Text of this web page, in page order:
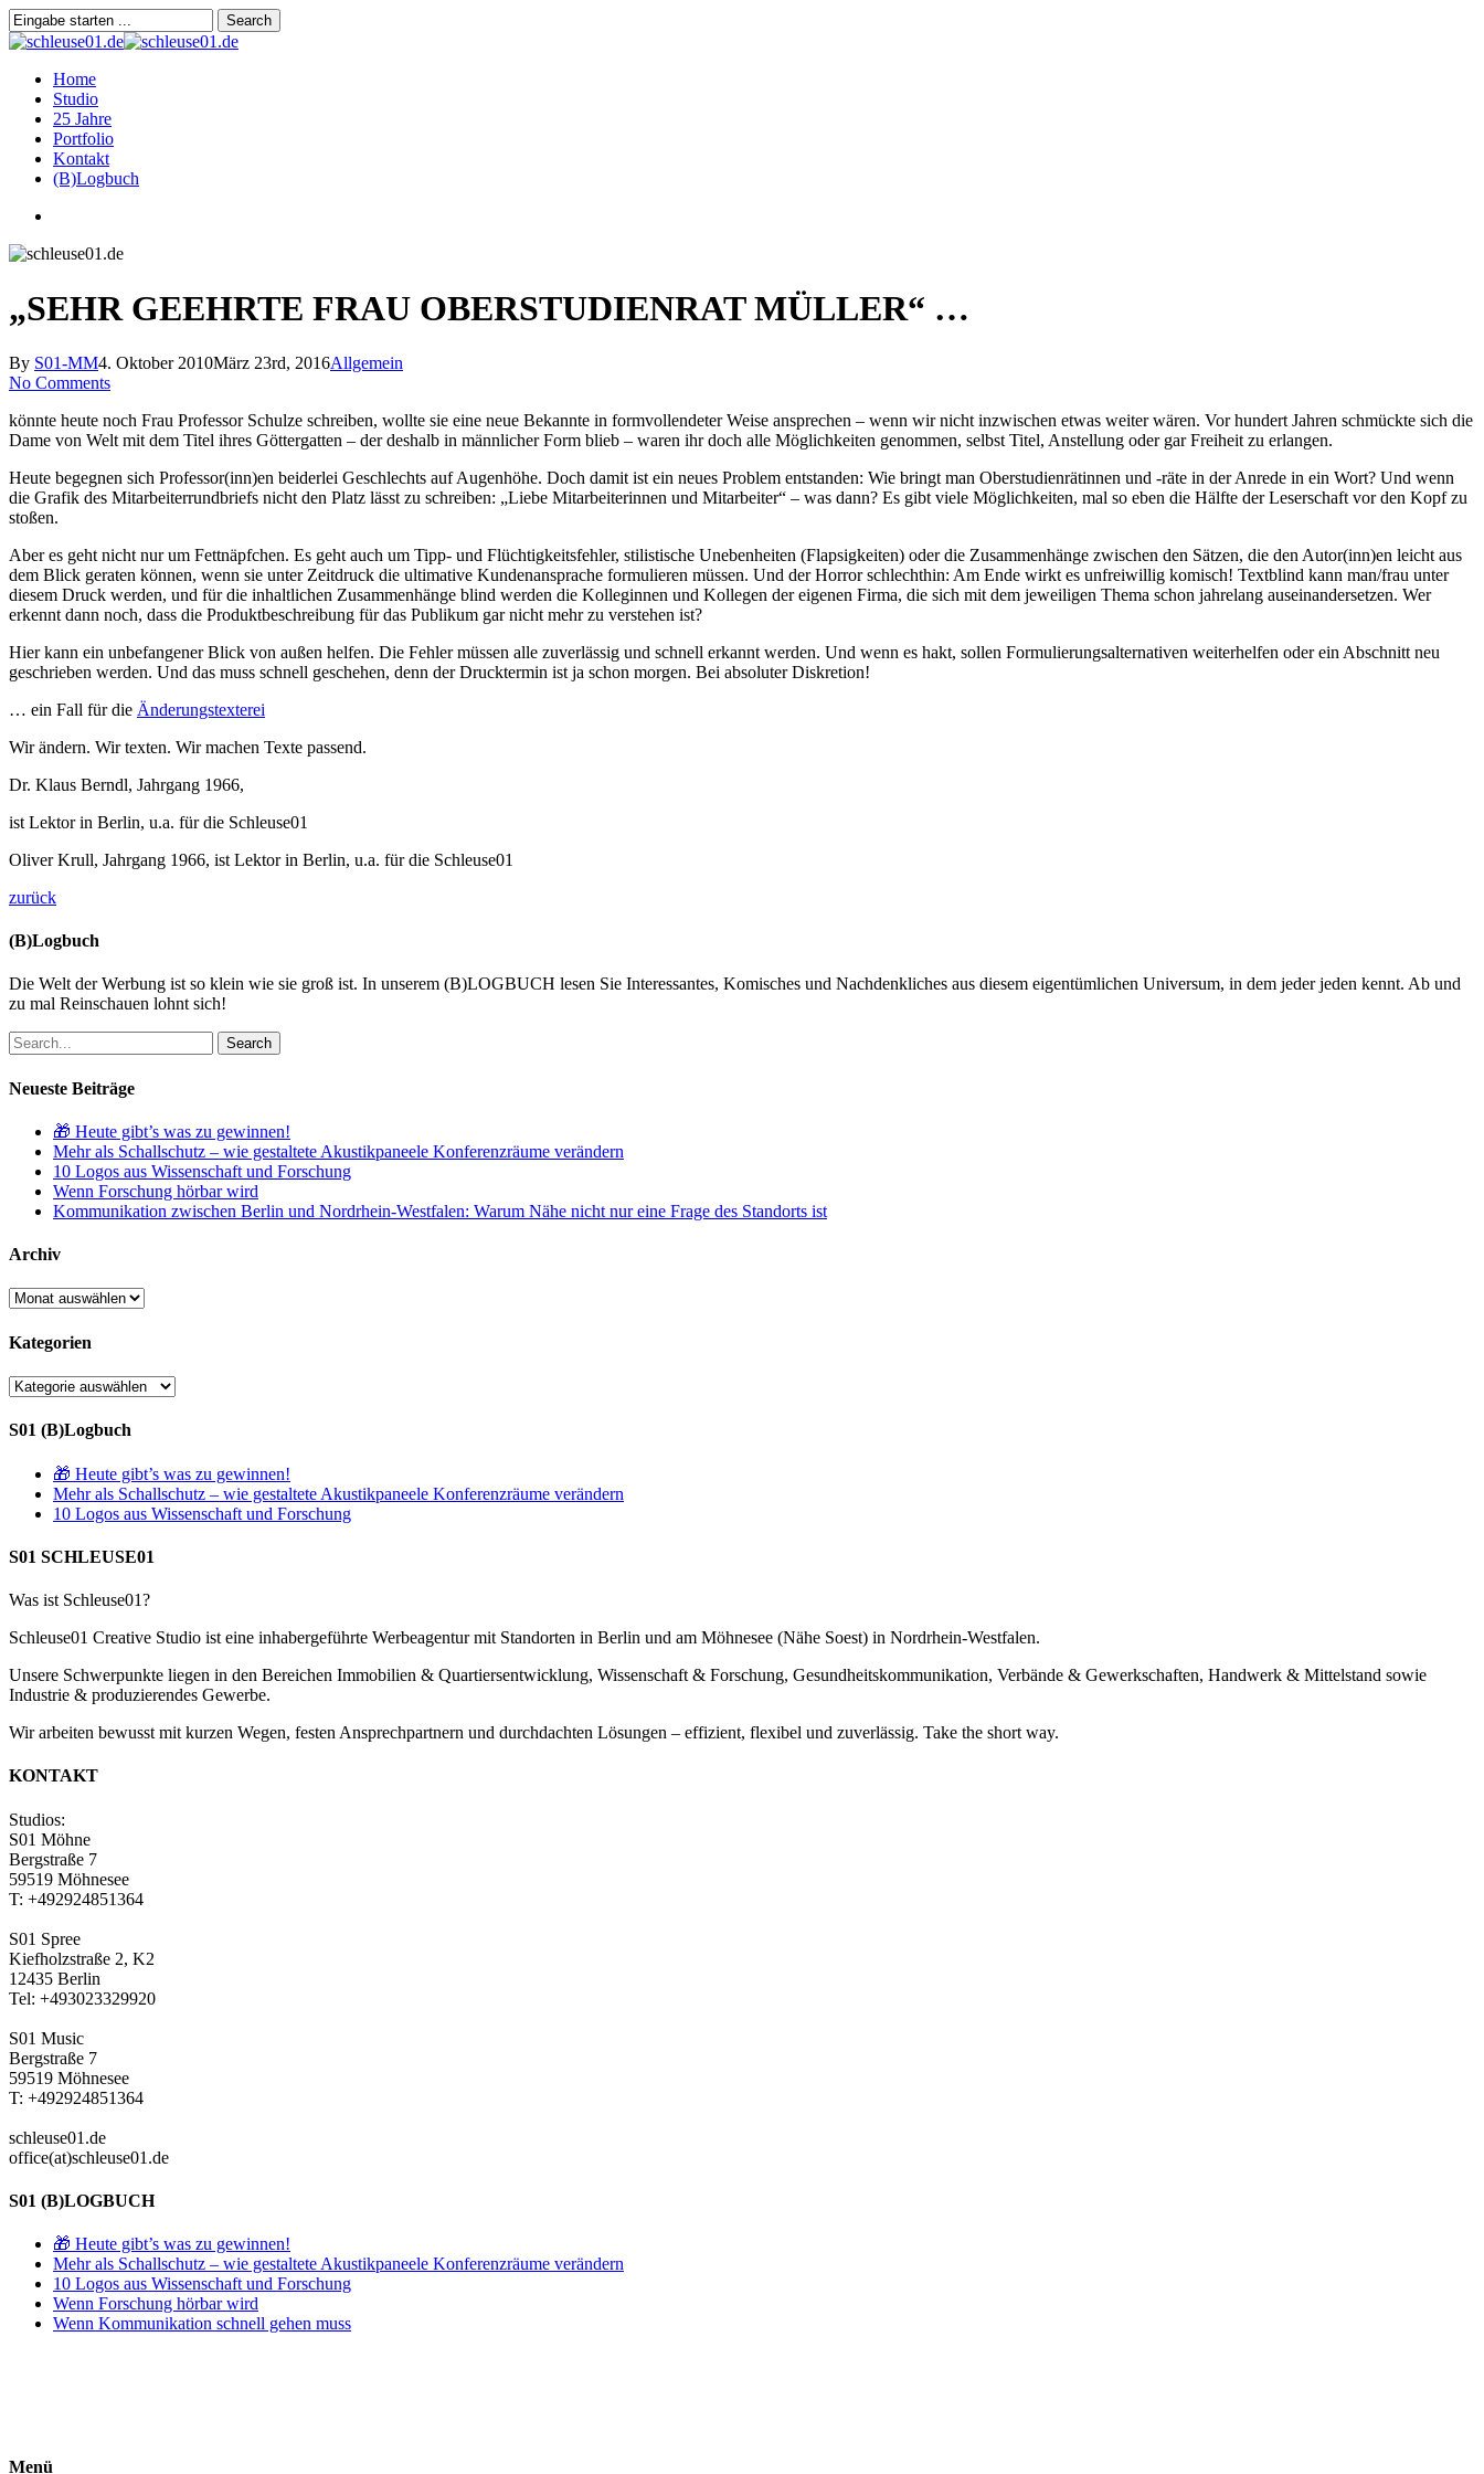
Skip
to
content
Search
Close
search
Menu
Home
Studio
25 Jahre
Portfolio
Kontakt
(B)Logbuch
„SEHR GEEHRTE FRAU OBERSTUDIENRAT MÜLLER“ …
By S01-MM4. Oktober 2010März 23rd, 2016Allgemein
No Comments
könnte heute noch Frau Professor Schulze schreiben, wollte sie eine neue Bekannte in formvollendeter Weise ansprechen – wenn wir nicht inzwischen etwas weiter wären. Vor hundert Jahren schmückte sich die
Dame von Welt mit dem Titel ihres Göttergatten – der deshalb in männlicher Form blieb – waren ihr doch alle Möglichkeiten genommen, selbst Titel, Anstellung oder gar Freiheit zu erlangen.
Heute begegnen sich Professor(inn)en beiderlei Geschlechts auf Augenhöhe. Doch damit ist ein neues Problem entstanden: Wie bringt man Oberstudienrätinnen und -räte in der Anrede in ein Wort? Und wenn
die Grafik des Mitarbeiterrundbriefs nicht den Platz lässt zu schreiben: „Liebe Mitarbeiterinnen und Mitarbeiter“ – was dann? Es gibt viele Möglichkeiten, mal so eben die Hälfte der Leserschaft vor den Kopf zu
stoßen.
Aber es geht nicht nur um Fettnäpfchen. Es geht auch um Tipp- und Flüchtigkeitsfehler, stilistische Unebenheiten (Flapsigkeiten) oder die Zusammenhänge zwischen den Sätzen, die den Autor(inn)en leicht aus
dem Blick geraten können, wenn sie unter Zeitdruck die ultimative Kundenansprache formulieren müssen. Und der Horror schlechthin: Am Ende wirkt es unfreiwillig komisch! Textblind kann man/frau unter
diesem Druck werden, und für die inhaltlichen Zusammenhänge blind werden die Kolleginnen und Kollegen der eigenen Firma, die sich mit dem jeweiligen Thema schon jahrelang auseinandersetzen. Wer
erkennt dann noch, dass die Produktbeschreibung für das Publikum gar nicht mehr zu verstehen ist?
Hier kann ein unbefangener Blick von außen helfen. Die Fehler müssen alle zuverlässig und schnell erkannt werden. Und wenn es hakt, sollen Formulierungsalternativen weiterhelfen oder ein Abschnitt neu
geschrieben werden. Und das muss schnell geschehen, denn der Drucktermin ist ja schon morgen. Bei absoluter Diskretion!
… ein Fall für die Änderungstexterei
Wir ändern. Wir texten. Wir machen Texte passend.
Dr. Klaus Berndl, Jahrgang 1966,
ist Lektor in Berlin, u.a. für die Schleuse01
Oliver Krull, Jahrgang 1966, ist Lektor in Berlin, u.a. für die Schleuse01
zurück
(B)Logbuch
Die Welt der Werbung ist so klein wie sie groß ist. In unserem (B)LOGBUCH lesen Sie Interessantes, Komisches und Nachdenkliches aus diesem eigentümlichen Universum, in dem jeder jeden kennt. Ab und
zu mal Reinschauen lohnt sich!
Search
Neueste Beiträge
🎁 Heute gibt’s was zu gewinnen!
Mehr als Schallschutz – wie gestaltete Akustikpaneele Konferenzräume verändern
10 Logos aus Wissenschaft und Forschung
Wenn Forschung hörbar wird
Kommunikation zwischen Berlin und Nordrhein-Westfalen: Warum Nähe nicht nur eine Frage des Standorts ist
Archiv
Archiv
Kategorien
Kategorien
S01 (B)Logbuch
🎁 Heute gibt’s was zu gewinnen!
Mehr als Schallschutz – wie gestaltete Akustikpaneele Konferenzräume verändern
10 Logos aus Wissenschaft und Forschung
S01 SCHLEUSE01
Was ist Schleuse01?
Schleuse01 Creative Studio ist eine inhabergeführte Werbeagentur mit Standorten in Berlin und am Möhnesee (Nähe Soest) in Nordrhein-Westfalen.
Unsere Schwerpunkte liegen in den Bereichen Immobilien & Quartiersentwicklung, Wissenschaft & Forschung, Gesundheitskommunikation, Verbände & Gewerkschaften, Handwerk & Mittelstand sowie
Industrie & produzierendes Gewerbe.
Wir arbeiten bewusst mit kurzen Wegen, festen Ansprechpartnern und durchdachten Lösungen – effizient, flexibel und zuverlässig. Take the short way.
KONTAKT
Studios:
S01 Möhne
Bergstraße 7
59519 Möhnesee
T: +492924851364
S01 Spree
Kiefholzstraße 2, K2
12435 Berlin
Tel: +493023329920
S01 Music
Bergstraße 7
59519 Möhnesee
T: +492924851364
schleuse01.de
office(at)schleuse01.de
S01 (B)LOGBUCH
🎁 Heute gibt’s was zu gewinnen!
Mehr als Schallschutz – wie gestaltete Akustikpaneele Konferenzräume verändern
10 Logos aus Wissenschaft und Forschung
Wenn Forschung hörbar wird
Wenn Kommunikation schnell gehen muss
Menü